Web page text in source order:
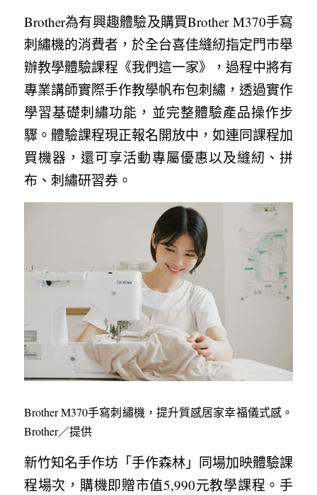
Brother為有興趣體驗及購買Brother M370手寫
刺繡機的消費者，於全台喜佳縫紉指定門市舉
辦教學體驗課程《我們這一家》，過程中將有
專業講師實際手作教學帆布包刺繡，透過實作
學習基礎刺繡功能，並完整體驗產品操作步
驟。體驗課程現正報名開放中，如連同課程加
買機器，還可享活動專屬優惠以及縫紉、拼
布、刺繡研習券。
Brother M370手寫刺繡機，提升質感居家幸福儀式感。
Brother／提供
新竹知名手作坊「手作森林」同場加映體驗課
程場次，購機即贈市值5,990元教學課程。手